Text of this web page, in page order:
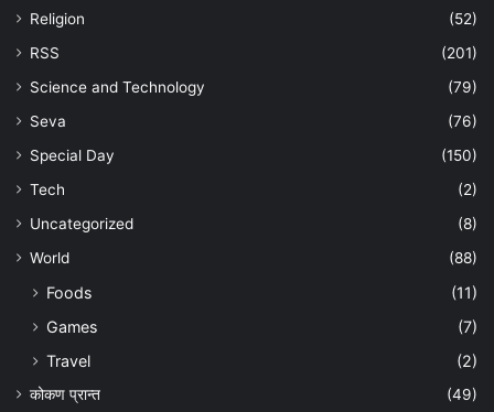
Religion
(52)
RSS
(201)
Science and Technology
(79)
Seva
(76)
Special Day
(150)
Tech
(2)
Uncategorized
(8)
World
(88)
Foods
(11)
Games
(7)
Travel
(2)
कोकण प्रान्त (49)